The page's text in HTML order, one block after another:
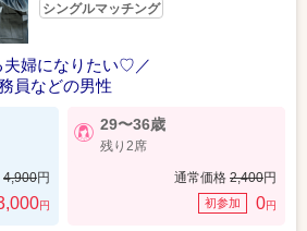
シングルマッチング
夫婦になりたい♡／
員などの男性
4,900円
円
29〜36歳
残り2席
通常価格 2,400円
初参加 0円